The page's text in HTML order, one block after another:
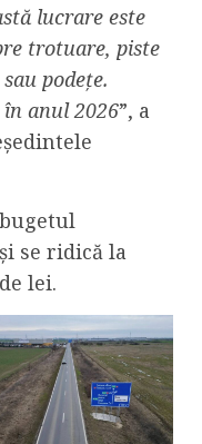
lucrare este
trotuare, piste
podețe.
anul 2026”, a
se ridică la
lei.